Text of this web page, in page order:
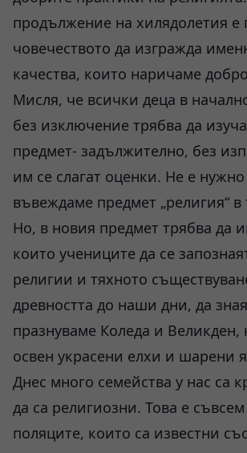
продължение на хилядолетия е
човечеството да изгражда
качества, които наричаме
Мисля, че всички деца в
без изключение трябва да
предмет- задължително, без
им се слагат оценки. Не е нужно
въвеждаме предмет „религия“ в
Но, в новия предмет трябва да
които учениците да се
религии и тяхното
древността до наши дни, да
празнуваме Коледа и Великден,
освен украсени елхи и шарени
Днес много семейства у нас са
да са религиозни. Това е
поляците, които са известни